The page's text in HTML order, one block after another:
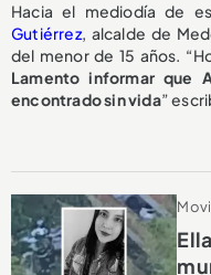
Hacia el mediodía de
Gutiérrez, alcalde de
del menor de 15 años.
Lamento informar que
encontrado sin vida”